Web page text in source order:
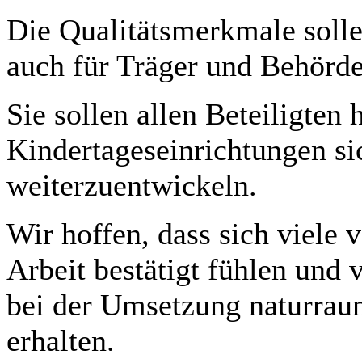
Die Qualitätsmerkmale
auch für Träger und
Sie sollen allen Beteiligten
Kindertageseinrichtungen
weiterzuentwickeln.
Wir hoffen, dass sich viele
Arbeit bestätigt fühlen und
bei der Umsetzung
erhalten.